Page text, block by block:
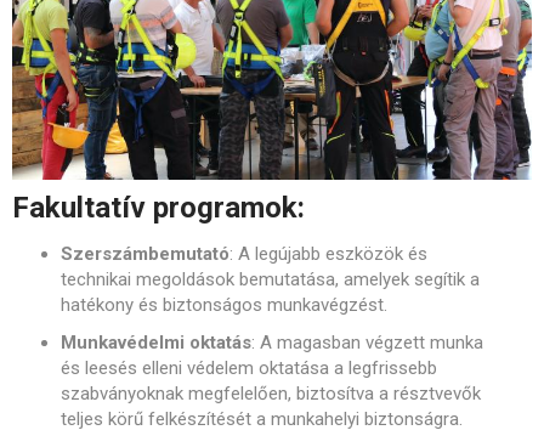
Fakultatív programok:
Szerszámbemutató: A legújabb eszközök és
technikai megoldások bemutatása, amelyek segítik a
hatékony és biztonságos munkavégzést.
Munkavédelmi oktatás: A magasban végzett munka
és leesés elleni védelem oktatása a legfrissebb
szabványoknak megfelelően, biztosítva a résztvevők
teljes körű felkészítését a munkahelyi biztonságra.